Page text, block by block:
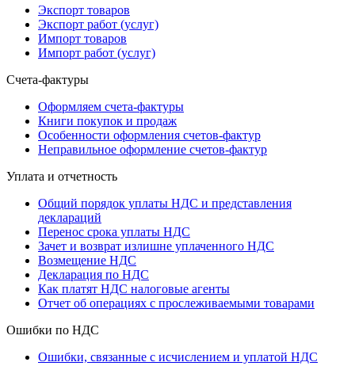
Экспорт товаров
Экспорт работ (услуг)
Импорт товаров
Импорт работ (услуг)
Счета-фактуры
Оформляем счета-фактуры
Книги покупок и продаж
Особенности оформления счетов-фактур
Неправильное оформление счетов-фактур
Уплата и отчетность
Общий порядок уплаты НДС и представления
деклараций
Перенос срока уплаты НДС
Зачет и возврат излишне уплаченного НДС
Возмещение НДС
Декларация по НДС
Как платят НДС налоговые агенты
Отчет об операциях с прослеживаемыми товарами
Ошибки по НДС
Ошибки, связанные с исчислением и уплатой НДС